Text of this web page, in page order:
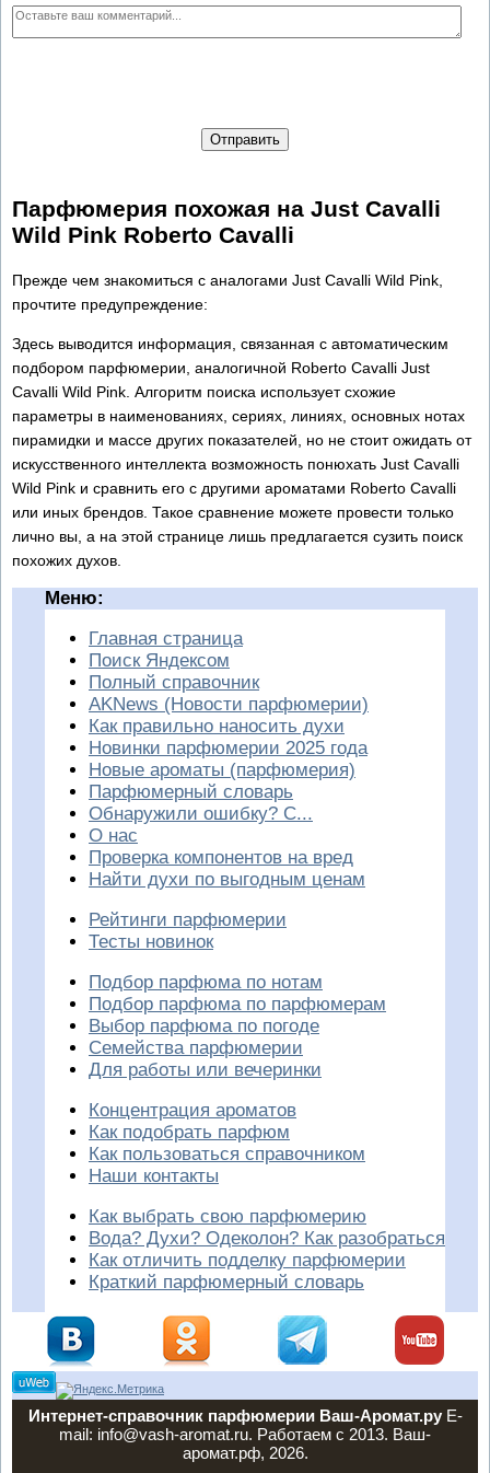
Отправить
Парфюмерия похожая на Just Cavalli
Wild Pink Roberto Cavalli
Прежде чем знакомиться с аналогами Just Cavalli Wild Pink,
прочтите предупреждение:
Здесь выводится информация, связанная с автоматическим
подбором парфюмерии, аналогичной Roberto Cavalli Just
Cavalli Wild Pink. Алгоритм поиска использует схожие
параметры в наименованиях, сериях, линиях, основных нотах
пирамидки и массе других показателей, но не стоит ожидать от
искусственного интеллекта возможность понюхать Just Cavalli
Wild Pink и сравнить его с другими ароматами Roberto Cavalli
или иных брендов. Такое сравнение можете провести только
лично вы, а на этой странице лишь предлагается сузить поиск
похожих духов.
Меню:
Главная страница
Поиск Яндексом
Полный справочник
AKNews (Новости парфюмерии)
Как правильно наносить духи
Новинки парфюмерии 2025 года
Новые ароматы (парфюмерия)
Парфюмерный словарь
Обнаружили ошибку? С...
О нас
Проверка компонентов на вред
Найти духи по выгодным ценам
Рейтинги парфюмерии
Тесты новинок
Подбор парфюма по нотам
Подбор парфюма по парфюмерам
Выбор парфюма по погоде
Семейства парфюмерии
Для работы или вечеринки
Концентрация ароматов
Как подобрать парфюм
Как пользоваться справочником
Наши контакты
Как выбрать свою парфюмерию
Вода? Духи? Одеколон? Как разобраться
Как отличить подделку парфюмерии
Краткий парфюмерный словарь
Интернет-справочник парфюмерии Ваш-Аромат.руE-
mail: info@vash-aromat.ru. Работаем с 2013. Ваш-
аромат.рф, 2026.